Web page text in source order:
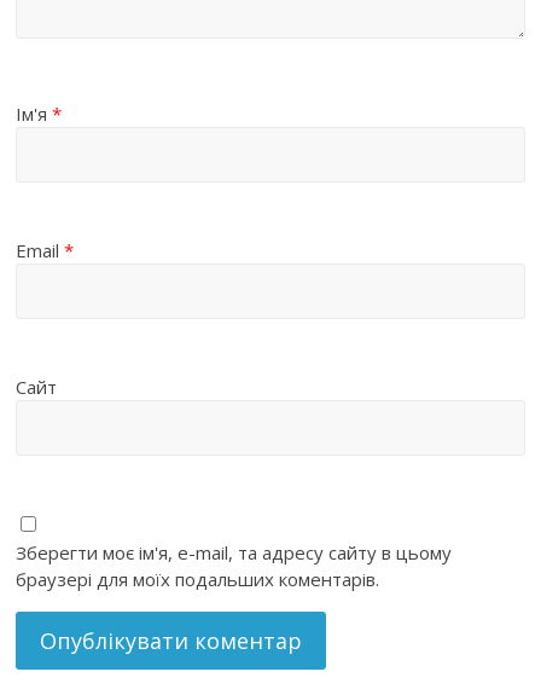
Ім'я*
Email*
Сайт
Зберегти моє ім'я, e-mail, та адресу сайту в цьому
браузері для моїх подальших коментарів.